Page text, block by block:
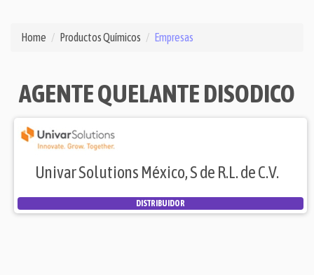
Home Productos Químicos Empresas
AGENTE QUELANTE DISODICO
Univar Solutions México, S de R.L. de C.V.
DISTRIBUIDOR